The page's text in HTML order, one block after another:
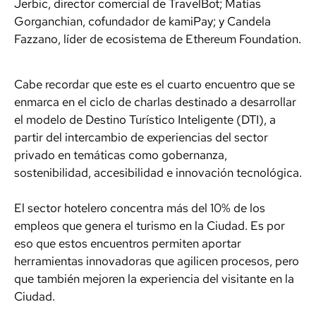
Jerbic, director comercial de TravelBot; Matías
Gorganchian, cofundador de kamiPay; y Candela
Fazzano, líder de ecosistema de Ethereum Foundation.
Cabe recordar que este es el cuarto encuentro que se
enmarca en el ciclo de charlas destinado a desarrollar
el modelo de Destino Turístico Inteligente (DTI), a
partir del intercambio de experiencias del sector
privado en temáticas como gobernanza,
sostenibilidad, accesibilidad e innovación tecnológica.
El sector hotelero concentra más del 10% de los
empleos que genera el turismo en la Ciudad. Es por
eso que estos encuentros permiten aportar
herramientas innovadoras que agilicen procesos, pero
que también mejoren la experiencia del visitante en la
Ciudad.